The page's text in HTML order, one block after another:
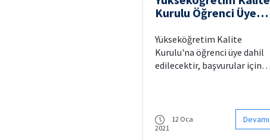
Kurulu Öğrenci Üye
Yükseköğretim Kalite
Kurulu'na öğrenci üye dahil
edilecektir, başvurular için
tıklayarak ulaşabilirsiniz.
12 Oca
2021
Devamı